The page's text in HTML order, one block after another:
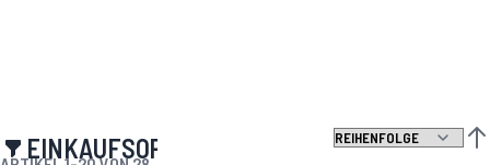
EINKAUFSOPTIONEN